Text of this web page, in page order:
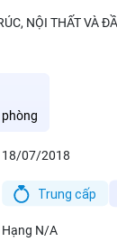
NỘI THẤT VÀ
18/07/2018
Hạng N/A